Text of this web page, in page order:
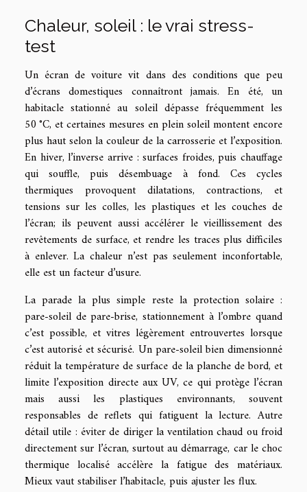
Chaleur, soleil : le vrai stress-
test
Un écran de voiture vit dans des conditions que peu
d’écrans domestiques connaîtront jamais. En été, un
habitacle stationné au soleil dépasse fréquemment les
50 °C, et certaines mesures en plein soleil montent encore
plus haut selon la couleur de la carrosserie et l’exposition.
En hiver, l’inverse arrive : surfaces froides, puis chauffage
qui souffle, puis désembuage à fond. Ces cycles
thermiques provoquent dilatations, contractions, et
tensions sur les colles, les plastiques et les couches de
l’écran; ils peuvent aussi accélérer le vieillissement des
revêtements de surface, et rendre les traces plus difficiles
à enlever. La chaleur n’est pas seulement inconfortable,
elle est un facteur d’usure.
La parade la plus simple reste la protection solaire :
pare-soleil de pare-brise, stationnement à l’ombre quand
c’est possible, et vitres légèrement entrouvertes lorsque
c’est autorisé et sécurisé. Un pare-soleil bien dimensionné
réduit la température de surface de la planche de bord, et
limite l’exposition directe aux UV, ce qui protège l’écran
mais aussi les plastiques environnants, souvent
responsables de reflets qui fatiguent la lecture. Autre
détail utile : éviter de diriger la ventilation chaud ou froid
directement sur l’écran, surtout au démarrage, car le choc
thermique localisé accélère la fatigue des matériaux.
Mieux vaut stabiliser l’habitacle, puis ajuster les flux.